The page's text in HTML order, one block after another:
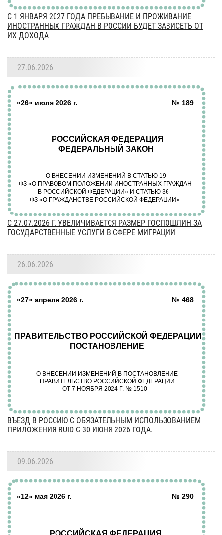
С 1 ЯНВАРЯ 2027 ГОДА ПРЕБЫВАНИЕ И ПРОЖИВАНИЕ
ИНОСТРАННЫХ ГРАЖДАН В РОССИИ БУДЕТ ЗАВИСЕТЬ ОТ
ИХ ДОХОДА
27.06.2026
C 27.07.2026 Г. УВЕЛИЧИВАЕТСЯ РАЗМЕР ГОСПОШЛИН ЗА
ГОСУДАРСТВЕННЫЕ УСЛУГИ В СФЕРЕ МИГРАЦИИ
26.06.2026
ВЪЕЗД В РОССИЮ С ОБЯЗАТЕЛЬНЫМ ИСПОЛЬЗОВАНИЕМ
ПРИЛОЖЕНИЯ RUID С 30 ИЮНЯ 2026 ГОДА.
09.06.2026